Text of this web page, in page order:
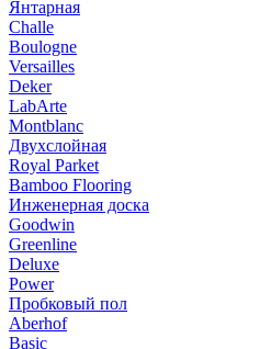
Янтарная
Challe
Boulogne
Versailles
Deker
LabArte
Montblanc
Двухслойная
Royal Parket
Bamboo Flooring
Инженерная доска
Goodwin
Greenline
Deluxe
Power
Пробковый пол
Aberhof
Basic